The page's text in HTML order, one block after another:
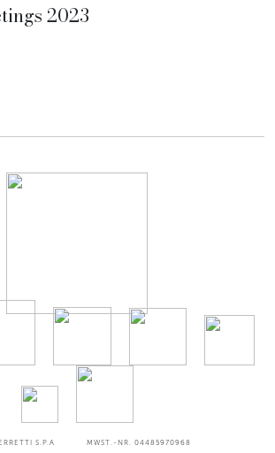
2023
S.P.A MWST.-NR. 04485970968